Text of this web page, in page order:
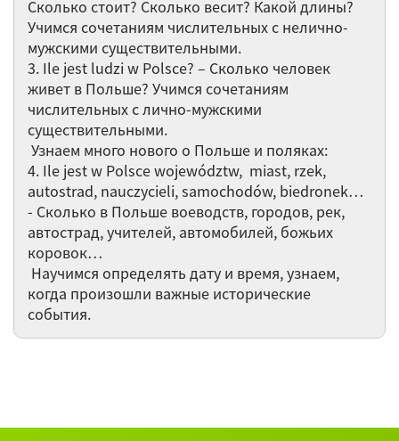
сленг
Остальные 49 вебинаров категории Польский
язык ►
Сколько стоит? Сколько весит? Какой длины?
Учимся сочетаниям числительных с нелично-
мужскими существительными.
3. Ile jest ludzi w Polsce? – Сколько человек
живет в Польше? Учимся сочетаниям
числительных с лично-мужскими
существительными.
Узнаем много нового о Польше и поляках:
4. Ile jest w Polsce województw, miast, rzek,
autostrad, nauczycieli, samochodów, biedronek…
- Сколько в Польше воеводств, городов, рек,
автострад, учителей, автомобилей, божьих
коровок…
Научимся определять дату и время, узнаем,
когда произошли важные исторические
события.